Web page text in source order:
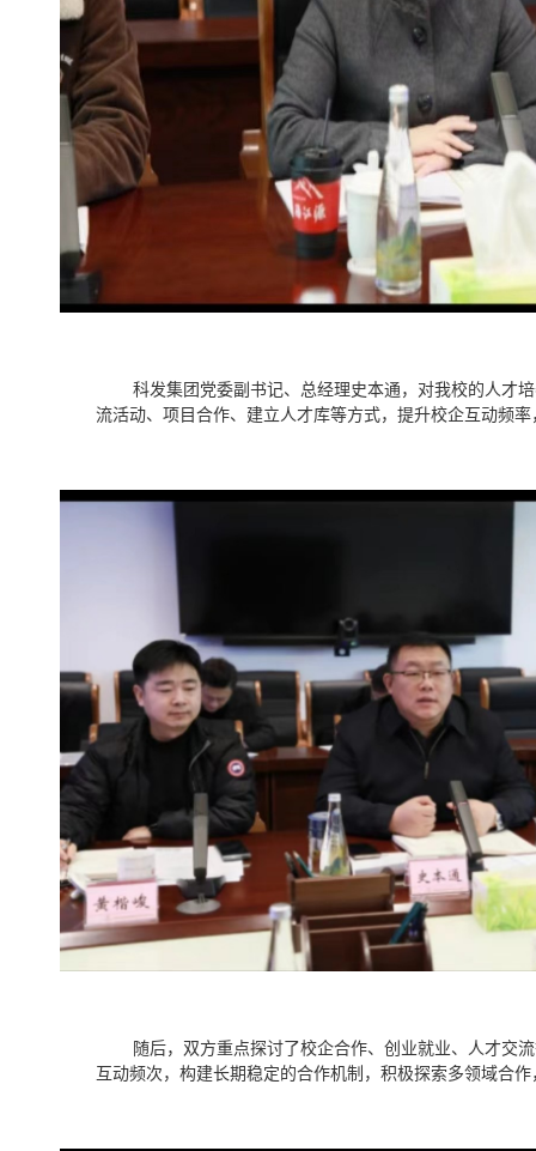
科发集团党委副书记、总经理史本通，对我校的人才
流活动、项目合作、建立人才库等方式，提升校企互动频
随后，双方重点探讨了校企合作、创业就业、人才交
互动频次，构建长期稳定的合作机制，积极探索多领域合